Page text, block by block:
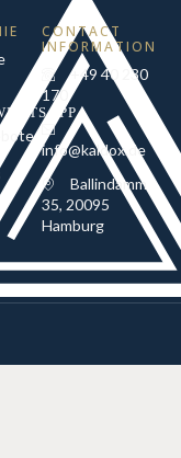
CONTACT
INFORMATION
+49 40 230
170
info@kaldox.de
Ballindamm
35, 20095
Hamburg